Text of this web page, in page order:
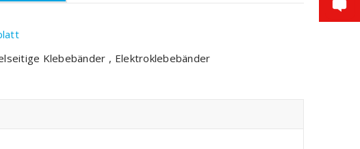
Klebebänder , Elektroklebebänder